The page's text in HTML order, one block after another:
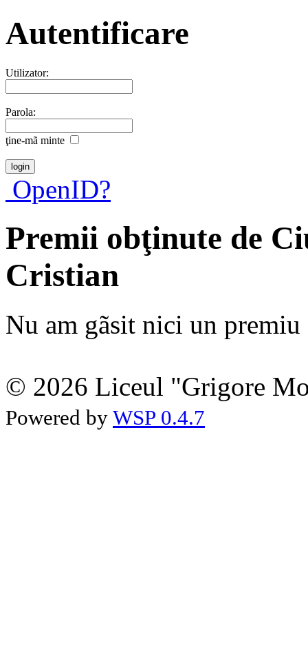
Autentificare
Utilizator:
Parola:
ţine-mã minte
OpenID?
Premii obţinute de
Cristian
Nu am gãsit nici un premiu
© 2026 Liceul "Grigore
Powered by WSP 0.4.7